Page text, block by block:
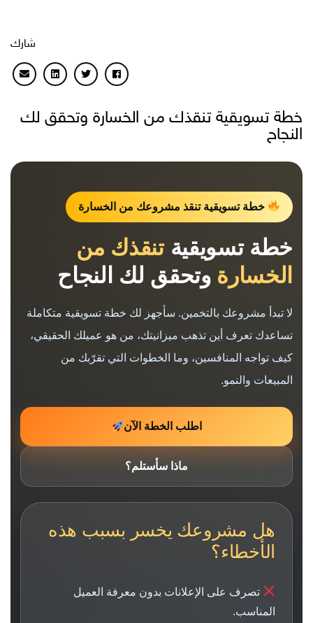
شارك
خطة تسويقية تنقذك من الخسارة وتحقق لك
النجاح
خطة تسويقية تنقذ مشروعك من الخسارة
خطة تسويقيةتنقذك من
الخسارة وتحقق لك النجاح
لا تبدأ مشروعك بالتخمين. سأجهز لك خطة تسويقية متكاملة
تساعدك تعرف أين تذهب ميزانيتك، من هو عميلك الحقيقي،
كيف تواجه المنافسين، وما الخطوات التي تقرّبك من
المبيعات والنمو.
اطلب الخطة الآن
ماذا سأستلم؟
هل مشروعك يخسر بسبب هذه
الأخطاء؟
تصرف على الإعلانات بدون معرفة العميل
المناسب.